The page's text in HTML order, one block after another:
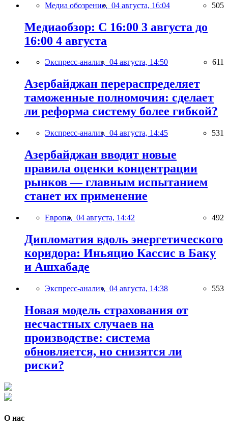
Медиа обозрение, 04 августа, 16:04 505
Медиаобзор: С 16:00 3 августа до
16:00 4 августа
Экспресс-анализ, 04 августа, 14:50 611
Азербайджан перераспределяет
таможенные полномочия: сделает
ли реформа систему более гибкой?
Экспресс-анализ, 04 августа, 14:45 531
Азербайджан вводит новые
правила оценки концентрации
рынков — главным испытанием
станет их применение
Европа, 04 августа, 14:42 492
Дипломатия вдоль энергетического
коридора: Иньяцио Кассис в Баку
и Ашхабаде
Экспресс-анализ, 04 августа, 14:38 553
Новая модель страхования от
несчастных случаев на
производстве: система
обновляется, но снизятся ли
риски?
О нас